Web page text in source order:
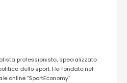
professionista, specializzato
dello sport. Ha fondato nel
online “SportEconomy”